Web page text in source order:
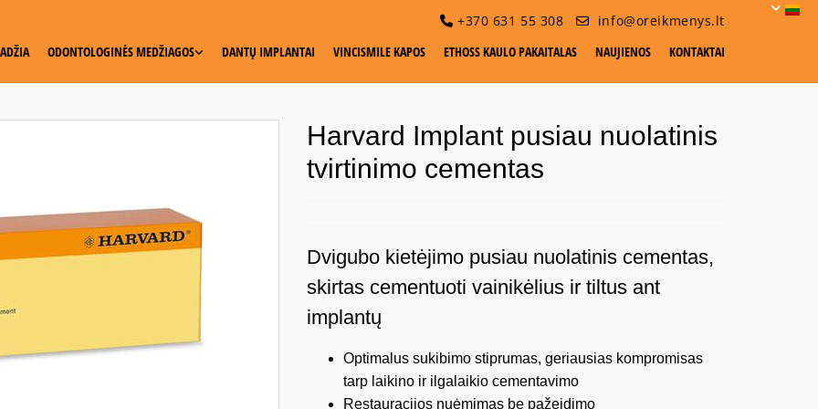
 +370 631 55 308
info@oreikmenys.lt
ODONTOLOGINĖS MEDŽIAGOS DANTŲ IMPLANTAI VINCISMILE KAPOS ETHOSS KAULO PAKAITALAS NAUJIENOS KONTAKTAI
Harvard Implant pusiau nuolatinis
tvirtinimo cementas
Dvigubo kietėjimo pusiau nuolatinis cementas,
skirtas cementuoti vainikėlius ir tiltus ant
implantų
Optimalus sukibimo stiprumas, geriausias kompromisas
tarp laikino ir ilgalaikio cementavimo
Restauracijos nuėmimas be pažeidimo